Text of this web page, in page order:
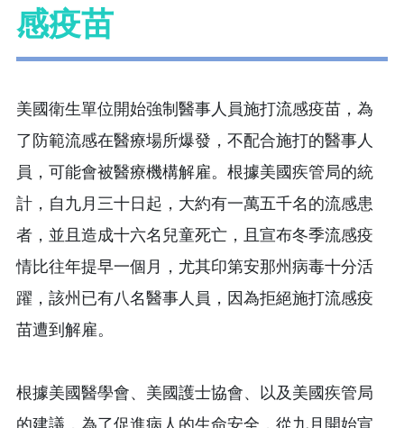
感疫苗
美國衛生單位開始強制醫事人員施打流感疫苗，為
了防範流感在醫療場所爆發，不配合施打的醫事人
員，可能會被醫療機構解雇。根據美國疾管局的統
計，自九月三十日起，大約有一萬五千名的流感患
者，並且造成十六名兒童死亡，且宣布冬季流感疫
情比往年提早一個月，尤其印第安那州病毒十分活
躍，該州已有八名醫事人員，因為拒絕施打流感疫
苗遭到解雇。
根據美國醫學會、美國護士協會、以及美國疾管局
的建議，為了促進病人的生命安全，從九月開始宣